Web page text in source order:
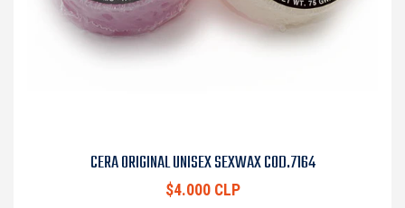
CERA ORIGINAL UNISEX SEXWAX COD.7164
$4.000 CLP